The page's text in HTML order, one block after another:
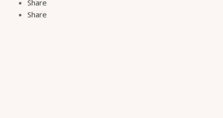
Share
Share